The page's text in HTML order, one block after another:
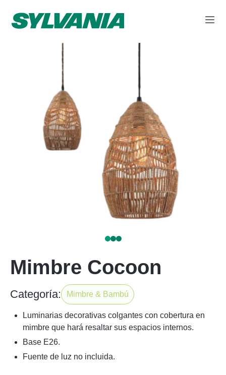
Mimbre Cocoon
Categoría: Mimbre & Bambú
Luminarias decorativas colgantes con cobertura en
mimbre que hará resaltar sus espacios internos.
Base E26.
Fuente de luz no incluida.